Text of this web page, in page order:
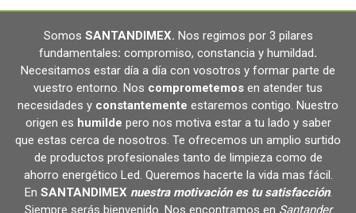
Somos SANTANDIMEX. Nos regimos por 3 pilares
fundamentales: compromiso, constancia y humildad.
Necesitamos estar día a día con vosotros y formar parte de
vuestro entorno. Nos comprometemos en atender tus
necesidades y constantemente estaremos contigo. Nuestro
origen es humilde pero nos motiva estar a tu lado y saber
que estas cerca de nosotros. Te ofrecemos un amplio surtido
de productos profesionales tanto de limpieza como de
ahorro energético Led. Queremos hacerte la vida mas fácil.
En SANTANDIMEX nuestra motivación es tu satisfacción.
Siempre serás bienvenido. Nos encontramos en Santander